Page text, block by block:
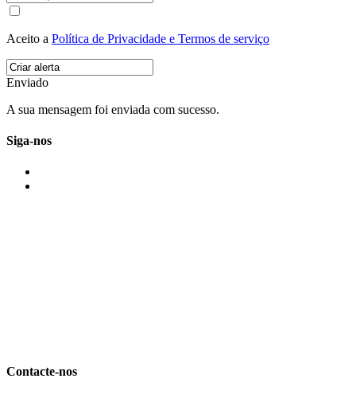
Aceito a Política de Privacidade e Termos de serviço
Enviado
A sua mensagem foi enviada com sucesso.
Siga-nos
Contacte-nos